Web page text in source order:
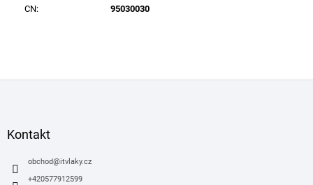
CN: 95030030
Kontakt
obchod@itvlaky.cz
+420577912599